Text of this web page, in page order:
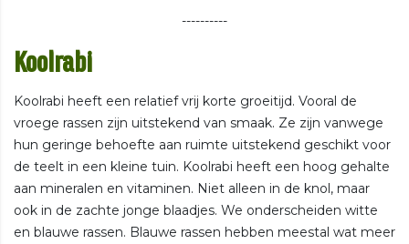
----------
Koolrabi
Koolrabi heeft een relatief vrij korte groeitijd. Vooral de
vroege rassen zijn uitstekend van smaak. Ze zijn vanwege
hun geringe behoefte aan ruimte uitstekend geschikt voor
de teelt in een kleine tuin. Koolrabi heeft een hoog gehalte
aan mineralen en vitaminen. Niet alleen in de knol, maar
ook in de zachte jonge blaadjes. We onderscheiden witte
en blauwe rassen. Blauwe rassen hebben meestal wat meer